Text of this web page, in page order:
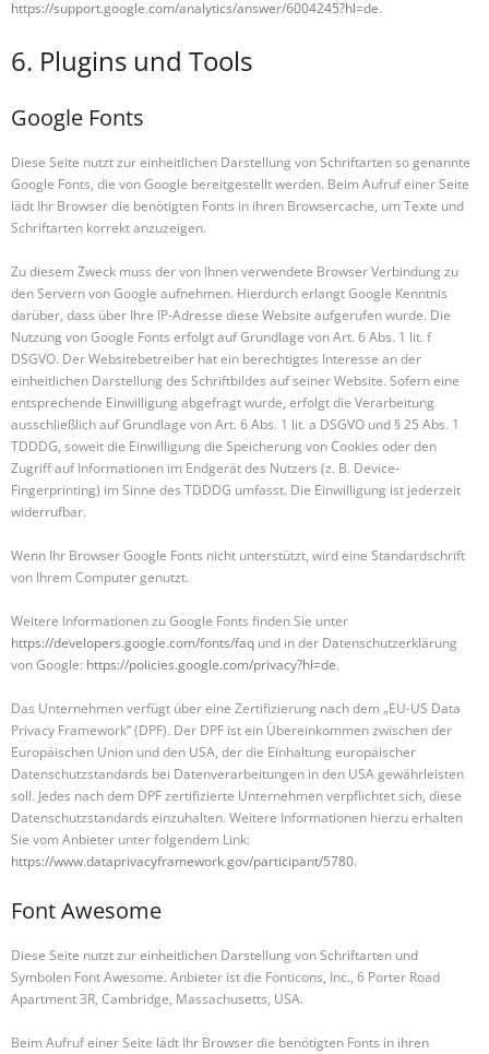
https://support.google.com/analytics/answer/6004245?hl=de.
6. Plugins und Tools
Google Fonts
Diese Seite nutzt zur einheitlichen Darstellung von Schriftarten so genannte
Google Fonts, die von Google bereitgestellt werden. Beim Aufruf einer Seite
lädt Ihr Browser die benötigten Fonts in ihren Browsercache, um Texte und
Schriftarten korrekt anzuzeigen.
Zu diesem Zweck muss der von Ihnen verwendete Browser Verbindung zu
den Servern von Google aufnehmen. Hierdurch erlangt Google Kenntnis
darüber, dass über Ihre IP-Adresse diese Website aufgerufen wurde. Die
Nutzung von Google Fonts erfolgt auf Grundlage von Art. 6 Abs. 1 lit. f
DSGVO. Der Websitebetreiber hat ein berechtigtes Interesse an der
einheitlichen Darstellung des Schriftbildes auf seiner Website. Sofern eine
entsprechende Einwilligung abgefragt wurde, erfolgt die Verarbeitung
ausschließlich auf Grundlage von Art. 6 Abs. 1 lit. a DSGVO und § 25 Abs. 1
TDDDG, soweit die Einwilligung die Speicherung von Cookies oder den
Zugriff auf Informationen im Endgerät des Nutzers (z. B. Device-
Fingerprinting) im Sinne des TDDDG umfasst. Die Einwilligung ist jederzeit
widerrufbar.
Wenn Ihr Browser Google Fonts nicht unterstützt, wird eine Standardschrift
von Ihrem Computer genutzt.
Weitere Informationen zu Google Fonts finden Sie unter
https://developers.google.com/fonts/faq und in der Datenschutzerklärung
von Google: https://policies.google.com/privacy?hl=de.
Das Unternehmen verfügt über eine Zertifizierung nach dem „EU-US Data
Privacy Framework“ (DPF). Der DPF ist ein Übereinkommen zwischen der
Europäischen Union und den USA, der die Einhaltung europäischer
Datenschutzstandards bei Datenverarbeitungen in den USA gewährleisten
soll. Jedes nach dem DPF zertifizierte Unternehmen verpflichtet sich, diese
Datenschutzstandards einzuhalten. Weitere Informationen hierzu erhalten
Sie vom Anbieter unter folgendem Link:
https://www.dataprivacyframework.gov/participant/5780.
Font Awesome
Diese Seite nutzt zur einheitlichen Darstellung von Schriftarten und
Symbolen Font Awesome. Anbieter ist die Fonticons, Inc., 6 Porter Road
Apartment 3R, Cambridge, Massachusetts, USA.
Beim Aufruf einer Seite lädt Ihr Browser die benötigten Fonts in ihren